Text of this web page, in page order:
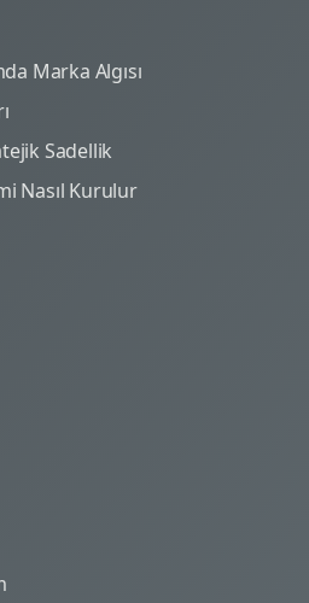
Marka Algısı
Sadellik
Nasıl Kurulur